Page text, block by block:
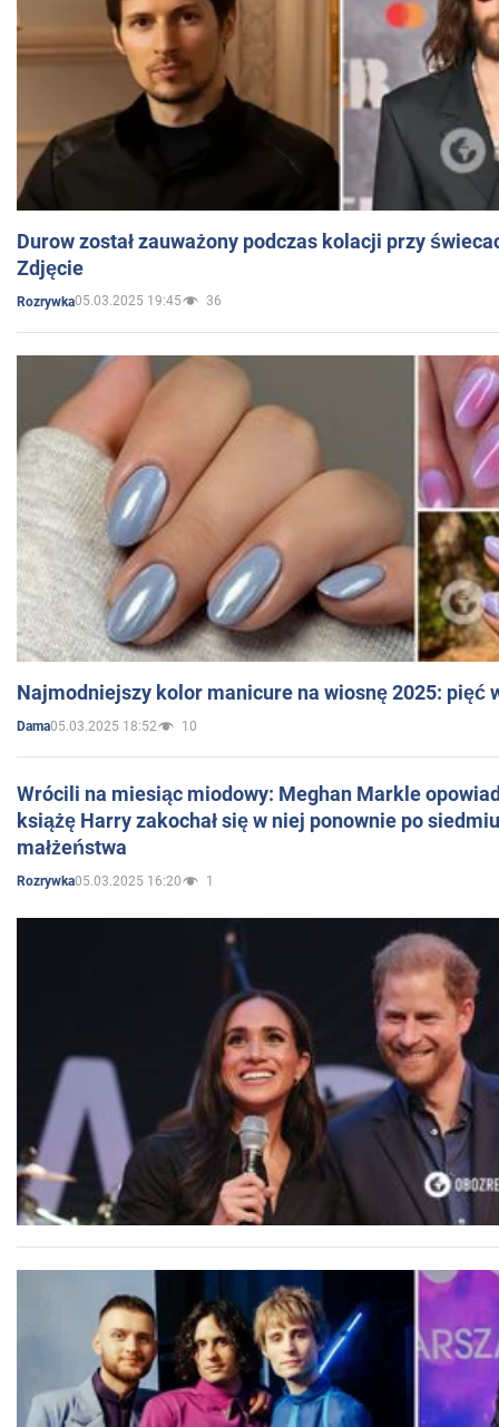
Durow został zauważony podczas kolacji przy
Zdjęcie
Rozrywka05.03.2025 19:45 36
Najmodniejszy kolor manicure na wiosnę 2025: pięć
Dama05.03.2025 18:52 10
Wrócili na miesiąc miodowy: Meghan Markle
książę Harry zakochał się w niej ponownie po
małżeństwa
Rozrywka05.03.2025 16:20 1